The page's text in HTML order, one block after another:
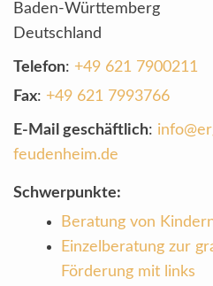
Baden-Württemberg
Deutschland
Telefon: +49 621 7900211
Fax: +49 621 7993766
E-Mail geschäftlich:
feudenheim.de
Schwerpunkte:
Beratung von
Einzelberatung zur
Förderung mit links